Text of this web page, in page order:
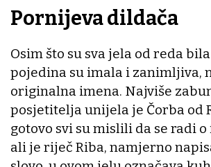
Pornijeva dildača
Osim što su sva jela od reda
pojedina su imala i zanimljiva,
originalna imena. Najviše
posjetitelja unijela je Čorba od
gotovo svi su mislili da se radi
ali je riječ Riba, namjerno